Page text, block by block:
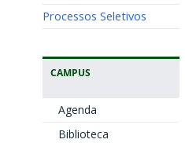
Processos Seletivos
CAMPUS
Agenda
Biblioteca